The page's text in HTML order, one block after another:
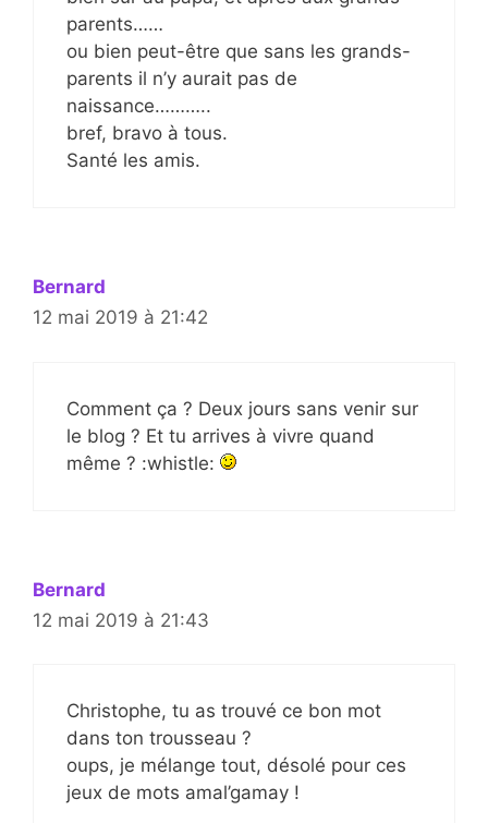
parents……
ou bien peut-être que sans les grands-
parents il n’y aurait pas de
naissance………..
bref, bravo à tous.
Santé les amis.
Bernard
12 mai 2019 à 21:42
Comment ça ? Deux jours sans venir sur
le blog ? Et tu arrives à vivre quand
même ? :whistle:
Bernard
12 mai 2019 à 21:43
Christophe, tu as trouvé ce bon mot
dans ton trousseau ?
oups, je mélange tout, désolé pour ces
jeux de mots amal’gamay !